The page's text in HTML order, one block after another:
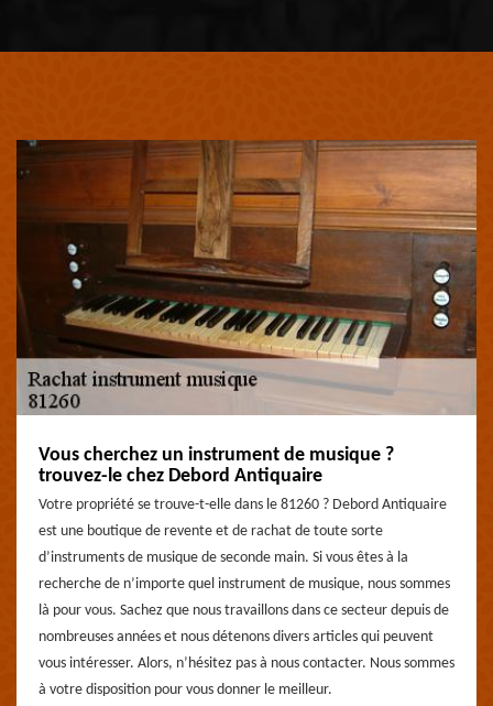
Vous cherchez un instrument de musique ?
trouvez-le chez Debord Antiquaire
Votre propriété se trouve-t-elle dans le 81260 ? Debord Antiquaire
est une boutique de revente et de rachat de toute sorte
d’instruments de musique de seconde main. Si vous êtes à la
recherche de n’importe quel instrument de musique, nous sommes
là pour vous. Sachez que nous travaillons dans ce secteur depuis de
nombreuses années et nous détenons divers articles qui peuvent
vous intéresser. Alors, n’hésitez pas à nous contacter. Nous sommes
à votre disposition pour vous donner le meilleur.